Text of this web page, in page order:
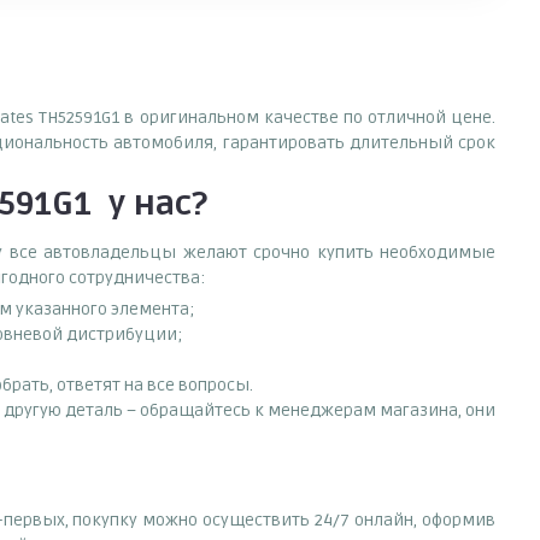
TH52591G1 в оригинальном качестве по отличной цене.
автомобиля, гарантировать длительный срок
у нас?
все автовладельцы желают срочно купить необходимые
сотрудничества:
указанного элемента;
дистрибуции;
ответят на все вопросы.
другую деталь – обращайтесь к менеджерам магазина, они
покупку можно осуществить 24/7 онлайн, оформив